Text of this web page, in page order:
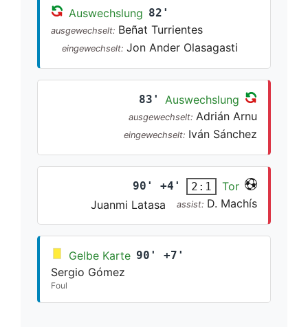
Auswechslung 82'
ausgewechselt: Beñat Turrientes
eingewechselt: Jon Ander Olasagasti
83' Auswechslung
ausgewechselt: Adrián Arnu
eingewechselt: Iván Sánchez
90' +4' 2:1
Tor
Juanmi Latasa
assist: D. Machís
Gelbe Karte 90' +7'
Sergio Gómez
Foul